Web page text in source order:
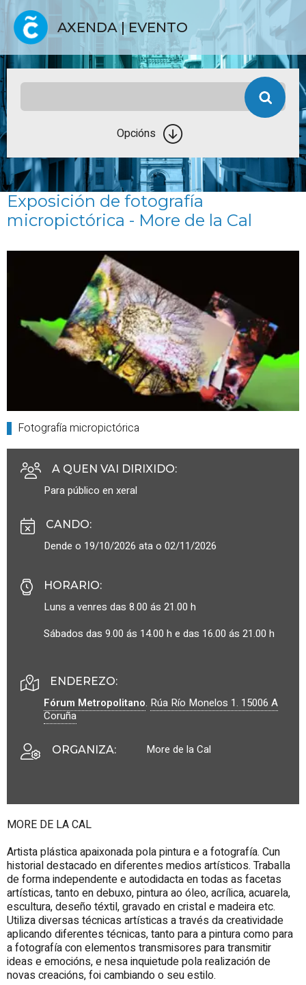
AXENDA | EVENTO
Opcións
Exposición de fotografía
micropictórica - More de la Cal
Fotografía micropictórica
A QUEN VAI DIRIXIDO:
Para público en xeral
CANDO:
Dende o 19/10/2026 ata o 02/11/2026
HORARIO:
Luns a venres das 8.00 ás 21.00 h
Sábados das 9.00 ás 14.00 h e das 16.00 ás 21.00 h
ENDEREZO:
Fórum Metropolitano. Rúa Río Monelos 1. 15006 A
Coruña
ORGANIZA: More de la Cal
MORE DE LA CAL
Artista plástica apaixonada pola pintura e a fotografía. Cun
historial destacado en diferentes medios artísticos. Traballa
de forma independente e autodidacta en todas as facetas
artísticas, tanto en debuxo, pintura ao óleo, acrílica, acuarela,
escultura, deseño téxtil, gravado en cristal e madeira etc.
Utiliza diversas técnicas artísticas a través da creatividade
aplicando diferentes técnicas, tanto para a pintura como para
a fotografía con elementos transmisores para transmitir
ideas e emocións, e nesa inquietude pola realización de
novas creacións, foi cambiando o seu estilo.